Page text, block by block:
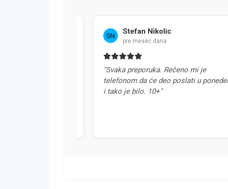
Stefan Nikolic
pre mesec dana
"Svaka preporuka. Rečeno mi je
telefonom da će deo poslati u ponedeljak
i tako je bilo. 10+"